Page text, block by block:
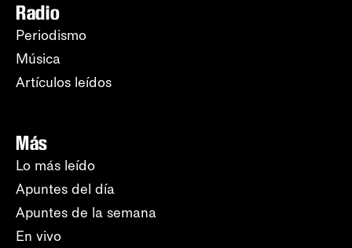
Radio
Periodismo
Música
Artículos leídos
Más
Lo más leído
Apuntes del día
Apuntes de la semana
En vivo